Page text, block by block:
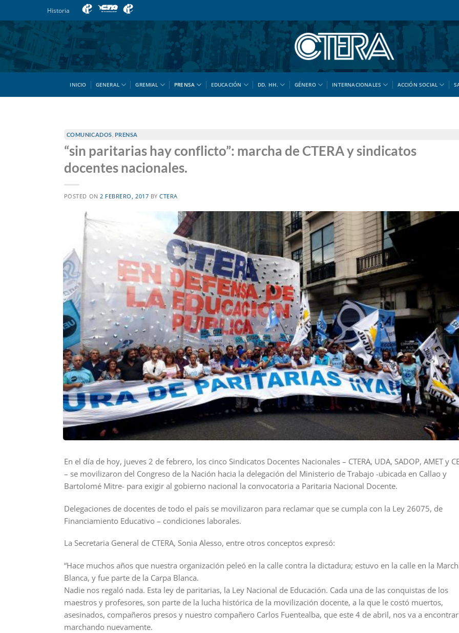
al
contenido
Historia
INICIO GENERAL GREMIAL PRENSA EDUCACIÓN DD. HH. GÉNERO INTERNACIONALES ACCIÓN SOCIAL
COMUNICADOS PRENSA
“sin paritarias hay conflicto”: marcha de CTERA y sindicatos
docentes nacionales.
POSTED ON2 FEBRERO, 2017 BYCTERA
En el día de hoy, jueves 2 de febrero, los cinco Sindicatos Docentes Nacionales – CTERA, UDA, SADOP, AMET y
– se movilizaron del Congreso de la Nación hacia la delegación del Ministerio de Trabajo -ubicada en Callao y
Bartolomé Mitre- para exigir al gobierno nacional la convocatoria a Paritaria Nacional Docente.
Delegaciones de docentes de todo el país se movilizaron para reclamar que se cumpla con la Ley 26075, de
Financiamiento Educativo – condiciones laborales.
La Secretaria General de CTERA, Sonia Alesso, entre otros conceptos expresó:
“Hace muchos años que nuestra organización peleó en la calle contra la dictadura; estuvo en la calle en la
Blanca, y fue parte de la Carpa Blanca.
Nadie nos regaló nada. Esta ley de paritarias, la Ley Nacional de Educación. Cada una de las conquistas de los
maestros y profesores, son parte de la lucha histórica de la movilización docente, a la que le costó muertos,
asesinados, compañeros presos y nuestro compañero Carlos Fuentealba, que este 4 de abril, nos va a encontrar
marchando nuevamente.